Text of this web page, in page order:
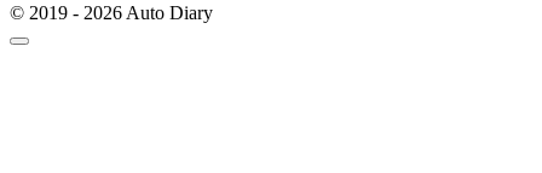
© 2019 - 2026 Auto Diary